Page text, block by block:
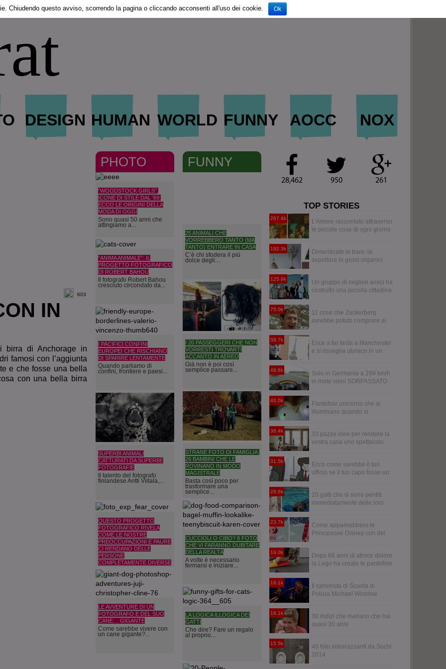
DESIGN HUMAN WORLD FUNNY AOCC NOX
603
IN
birra di Anchorage in
famosi con l’aggiunta
e che fosse una bella
con una bella birra
28,462 950 261
TOP STORIES
L'Amore raccontato attraverso
le piccole cose di ogni giorno
267.4k
Dimenticate le bare: la
sepoltura in gusci organici
192.3k
Un gruppo di migliori amici ha
costruito una piccola cittadina
125.9k
11 cose che Zuckerberg
avrebbe potuto comprare al
75.0k
Esce a far festa a Manchester
e si risveglia ubriaco in un
58.7k
Solo in Germania a 299 km/h
in moto vieni SORPASSATO
49.6k
Pantofole unicorno che si
illuminano quando si
40.0k
33 pazze idee per rendere la
vostra casa uno spettacolo
36.4k
Ecco come sarebbe il tuo
ufficio se il tuo capo fosse un
31.5k
20 gatti che si sono pentiti
immediatamente delle loro
28.6k
Come apparirebbero le
Principesse Disney con dei
23.7k
Dopo 66 anni di atroce dolore
la Lego ha creato le pantofole
19.0k
Il rumorista di Scuola di
Polizia Michael Winslow
16.1k
30 indizi che rivelano che hai
quasi 30 anni
16.1k
40 foto imbarazzanti da Sochi
2014
15.5k
PHOTO
“WOODSTOCK GIRLS”,
ICONE DI STILE DAL ’69:
ECCO LE ORIGINI DELLA
MODA DI OGGI
Sono quasi 50 anni che
attingiamo a...
“ANIMA ANIMALE”: IL
PROGETTO FOTOGRAFICO
DI ROBERT BAHOU
Il fotografo Robert Bahou
cresciuto circondato da...
I PACIFICI CONFINI
EUROPEI CHE RISCHIANO
DI SPARIRE LENTAMENTE
Quando parliamo di
confini, frontiere e paesi...
SUPERBI ANIMALI
CATTURATI DA SUPERBE
FOTOGRAFIE
Il talento del fotografo
finlandese Antti Viitala,...
QUESTO PROGETTO
FOTOGRAFICO RIVELA
COME LE NOSTRE
PREOCCUPAZIONI E PAURE
CI RENDANO DELLE
PERSONE
COMPLETAMENTE DIVERSE
Il linguaggio del corpo è
uno strumento...
LE AVVENTURE DI UN
FOTOGRAFO E DEL SUO
CANE… GIGANTE
Come sarebbe vivere con
un cane gigante?...
FUNNY
25 ANIMALI CHE
VORREBBERO TANTO (MA
TANTO) ENTRARE IN CASA
C’è chi sfodera il più
dolce degli...
I 20 PASSEGGERI CHE NON
VORRESTI TROVARTI
ACCANTO IN AEREO
Già non è poi così
semplice passare...
STRANE FOTO DI FAMIGLIA:
26 BAMBINI CHE LE
ROVINANO IN MODO
MAGISTRALE
Basta così poco per
trasformare una
semplice...
CUCCIOLI O CIBO? 8 FOTO
CHE VI FARANNO DUBITARE
DELLA REALTÀ
A volte è necessario
fermarsi e iniziare...
LA LOGICA ILLOGICA DEI
GATTI
Che dire? Fare un regalo
al proprio...
Chiudendo questo avviso, scorrendo la pagina o cliccando acconsenti all'uso dei cookie. Ok